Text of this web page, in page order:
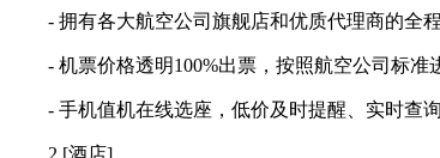
- 拥有各大航空公司旗舰店和优质代理商的全程
- 机票价格透明100%出票，按照航空公司标准
- 手机值机在线选座，低价及时提醒、实时查询
2.[酒店]